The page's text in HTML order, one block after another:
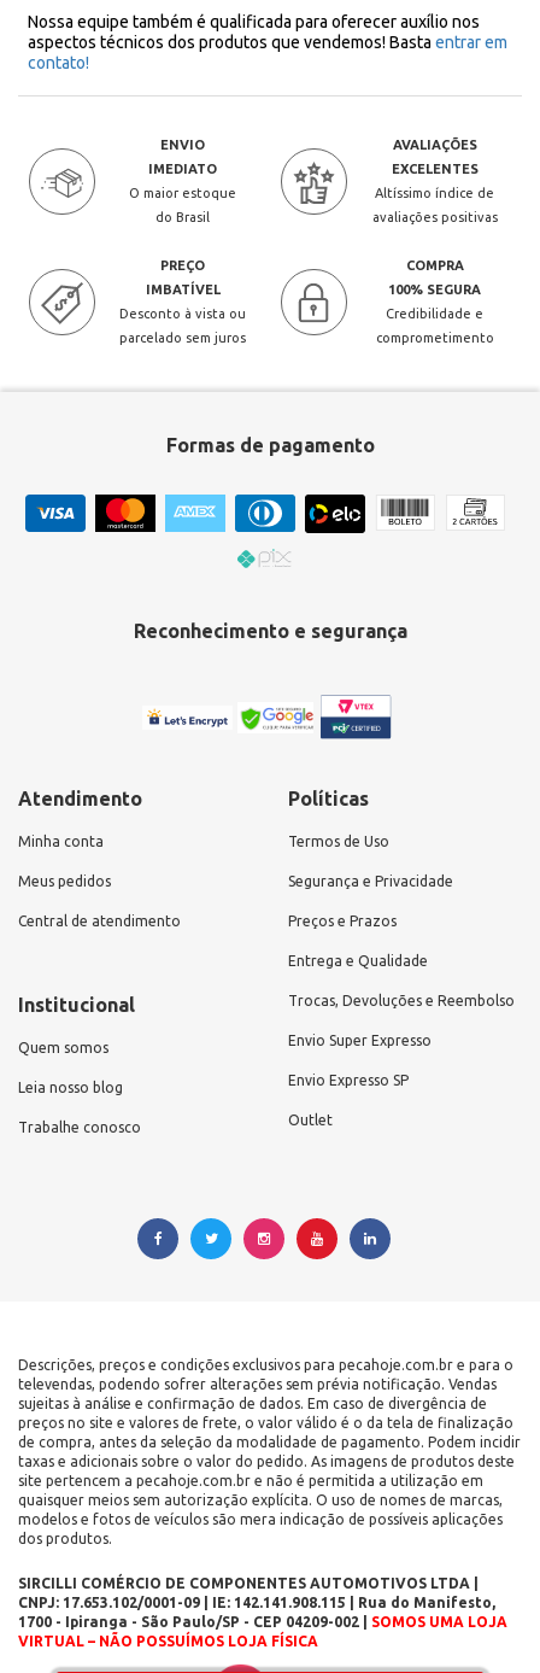
Nossa equipe também é qualificada para oferecer auxílio nos
aspectos técnicos dos produtos que vendemos! Basta entrar em
contato!
ENVIO
IMEDIATO
O maior estoque
do Brasil
AVALIAÇÕES
EXCELENTES
Altíssimo índice de
avaliações positivas
PREÇO
IMBATÍVEL
Desconto à vista ou
parcelado sem juros
COMPRA
100% SEGURA
Credibilidade e
comprometimento
Formas de pagamento
Reconhecimento e segurança
Atendimento
Minha conta
Meus pedidos
Central de atendimento
Institucional
Quem somos
Leia nosso blog
Trabalhe conosco
Políticas
Termos de Uso
Segurança e Privacidade
Preços e Prazos
Entrega e Qualidade
Trocas, Devoluções e Reembolso
Envio Super Expresso
Envio Expresso SP
Outlet
Descrições, preços e condições exclusivos para pecahoje.com.br e para o
televendas, podendo sofrer alterações sem prévia notificação. Vendas
sujeitas à análise e confirmação de dados. Em caso de divergência de
preços no site e valores de frete, o valor válido é o da tela de finalização
de compra, antes da seleção da modalidade de pagamento. Podem incidir
taxas e adicionais sobre o valor do pedido. As imagens de produtos deste
site pertencem a pecahoje.com.br e não é permitida a utilização em
quaisquer meios sem autorização explícita. O uso de nomes de marcas,
modelos e fotos de veículos são mera indicação de possíveis aplicações
dos produtos.
SIRCILLI COMÉRCIO DE COMPONENTES AUTOMOTIVOS LTDA |
CNPJ: 17.653.102/0001-09 | IE: 142.141.908.115 | Rua do Manifesto,
1700 - Ipiranga - São Paulo/SP - CEP 04209-002 | SOMOS UMA LOJA
VIRTUAL – NÃO POSSUÍMOS LOJA FÍSICA